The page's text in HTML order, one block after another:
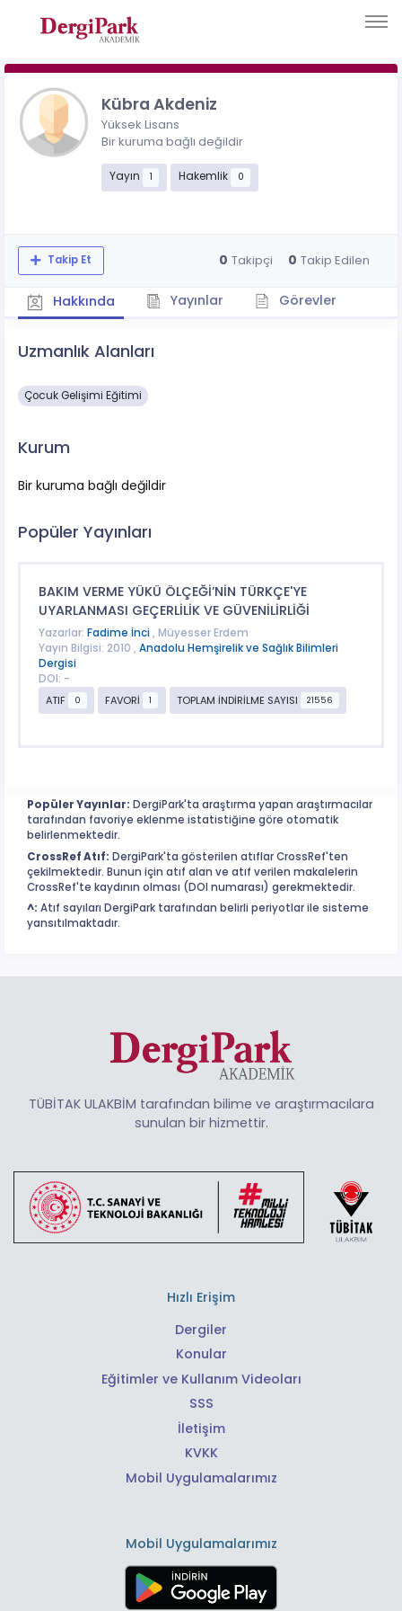
Kübra Akdeniz
Yüksek Lisans
Bir kuruma bağlı değildir
Yayın 1 Hakemlik 0
Takip Et 0 Takipçi 0 Takip Edilen
Hakkında Yayınlar Görevler
Uzmanlık Alanları
Çocuk Gelişimi Eğitimi
Kurum
Bir kuruma bağlı değildir
Popüler Yayınları
BAKIM VERME YÜKÜ ÖLÇEĞİ’NİN TÜRKÇE'YE
UYARLANMASI GEÇERLİLİK VE GÜVENİLİRLİĞİ
Yazarlar: Fadime İnci , Müyesser Erdem
Yayın Bilgisi: 2010 , Anadolu Hemşirelik ve Sağlık Bilimleri
Dergisi
DOI: -
ATIF
0 FAVORİ 1 TOPLAM İNDİRİLME SAYISI 21556
Popüler Yayınlar: DergiPark'ta araştırma yapan araştırmacılar
tarafından favoriye eklenme istatistiğine göre otomatik
belirlenmektedir.
CrossRef Atıf: DergiPark'ta gösterilen atıflar CrossRef'ten
çekilmektedir. Bunun için atıf alan ve atıf verilen makalelerin
CrossRef'te kaydının olması (DOI numarası) gerekmektedir.
^: Atıf sayıları DergiPark tarafından belirli periyotlar ile sisteme
yansıtılmaktadır.
TÜBİTAK ULAKBİM tarafından bilime ve araştırmacılara
sunulan bir hizmettir.
Hızlı Erişim
Dergiler
Konular
Eğitimler ve Kullanım Videoları
SSS
İletişim
KVKK
Mobil Uygulamalarımız
Mobil Uygulamalarımız